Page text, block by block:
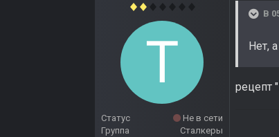
Статус
Не в сети
Группа
Сталкеры
В
Нет,
рецепт